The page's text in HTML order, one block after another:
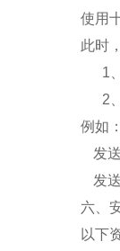
使用
此时
1
2
例如
发
发
六、
以下